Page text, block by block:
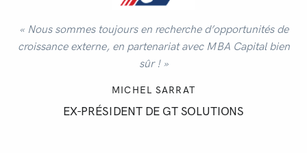
« Nous sommes toujours en recherche d’opportunités de
croissance externe, en partenariat avec MBA Capital bien
sûr ! »
MICHEL SARRAT
EX-PRÉSIDENT DE GT SOLUTIONS